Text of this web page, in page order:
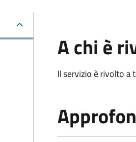
A chi è
Il servizio è rivolto a